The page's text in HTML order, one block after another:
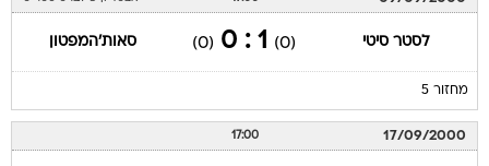
לסטר סיטי (0)
1 : 0
(0) סאות'המפטון
מחזור 5
17/09/2000
17:00